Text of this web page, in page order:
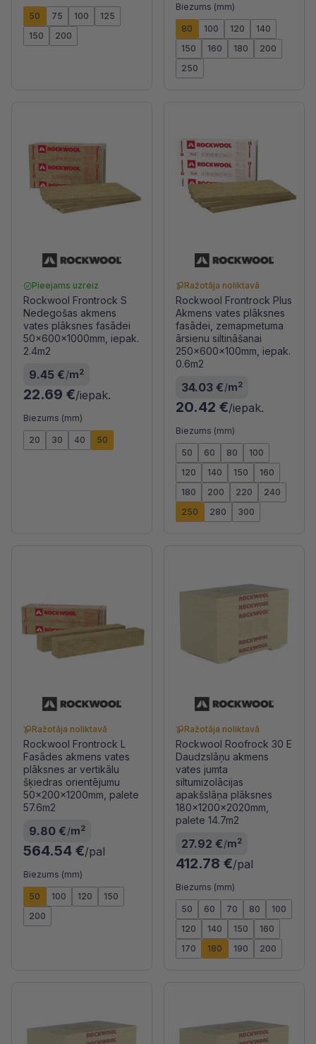
50 75 100
125
150
200
Biezums (mm)
80 100 120
140
150
160 180
200
250
Pieejams uzreiz
Rockwool Frontrock S
Nedegošas akmens
vates plāksnes fasādei
50x600x1000mm, iepak.
2.4m2
9.45 €/m2
22.69 €/iepak.
Biezums (mm)
20 30 40 50
Ražotāja noliktavā
Rockwool Frontrock Plus
Akmens vates plāksnes
fasādei, zemapmetuma
ārsienu siltināšanai
250x600x100mm, iepak.
0.6m2
34.03 €/m2
20.42 €/iepak.
Biezums (mm)
50 60 80
100
120
140 150
160
180
200 220
240
250
280 300
Ražotāja noliktavā
Rockwool Frontrock L
Fasādes akmens vates
plāksnes ar vertikālu
šķiedras orientējumu
50x200x1200mm, palete
57.6m2
9.80 €/m2
564.54 €/pal
Biezums (mm)
50 100 120
150
200
Ražotāja noliktavā
Rockwool Roofrock 30 E
Daudzslāņu akmens
vates jumta
siltumizolācijas
apakšslāņa plāksnes
180x1200x2020mm,
palete 14.7m2
27.92 €/m2
412.78 €/pal
Biezums (mm)
50 60 70 80
100
120
140 150
160
170
180 190 200